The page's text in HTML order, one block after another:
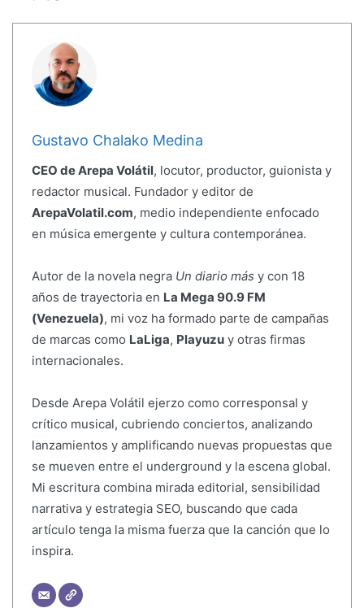
Gustavo Chalako Medina
CEO de Arepa Volátil, locutor, productor, guionista y
redactor musical. Fundador y editor de
ArepaVolatil.com, medio independiente enfocado
en música emergente y cultura contemporánea.
Autor de la novela negra Un diario más y con 18
años de trayectoria en La Mega 90.9 FM
(Venezuela), mi voz ha formado parte de campañas
de marcas como LaLiga, Playuzuy otras firmas
internacionales.
Desde Arepa Volátil ejerzo como corresponsal y
crítico musical, cubriendo conciertos, analizando
lanzamientos y amplificando nuevas propuestas que
se mueven entre el underground y la escena global.
Mi escritura combina mirada editorial, sensibilidad
narrativa y estrategia SEO, buscando que cada
artículo tenga la misma fuerza que la canción que lo
inspira.